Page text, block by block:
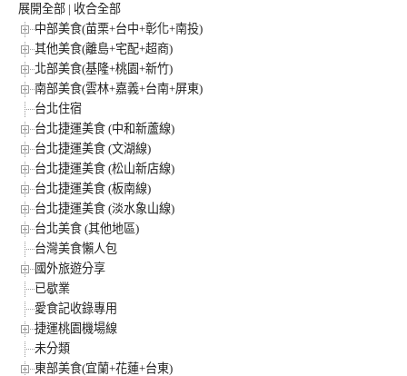
展開全部 | 收合全部
中部美食(苗栗+台中+彰化+南投)
其他美食(離島+宅配+超商)
北部美食(基隆+桃園+新竹)
南部美食(雲林+嘉義+台南+屏東)
台北住宿
台北捷運美食 (中和新蘆線)
台北捷運美食 (文湖線)
台北捷運美食 (松山新店線)
台北捷運美食 (板南線)
台北捷運美食 (淡水象山線)
台北美食 (其他地區)
台灣美食懶人包
國外旅遊分享
已歇業
愛食記收錄專用
捷運桃園機場線
未分類
東部美食(宜蘭+花蓮+台東)